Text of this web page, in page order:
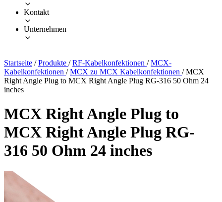
Kontakt
Unternehmen
Startseite / Produkte / RF-Kabelkonfektionen / MCX-
Kabelkonfektionen / MCX zu MCX Kabelkonfektionen / MCX
Right Angle Plug to MCX Right Angle Plug RG-316 50 Ohm 24
inches
MCX Right Angle Plug to
MCX Right Angle Plug RG-
316 50 Ohm 24 inches